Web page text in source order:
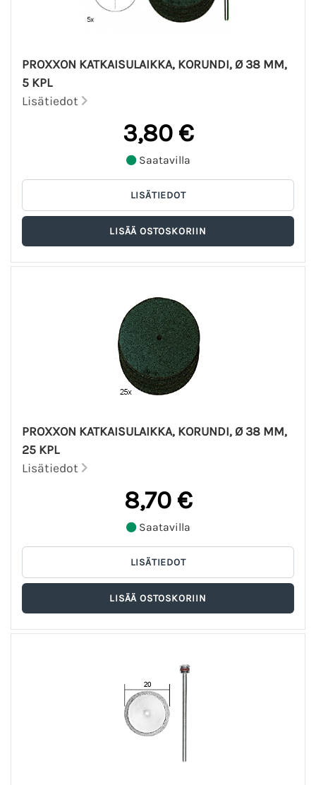
PROXXON KATKAISULAIKKA, KORUNDI, Ø 38 MM,
5 KPL
Lisätiedot
3,80 €
Saatavilla
PROXXON KATKAISULAIKKA, KORUNDI, Ø 38 MM,
25 KPL
Lisätiedot
8,70 €
Saatavilla